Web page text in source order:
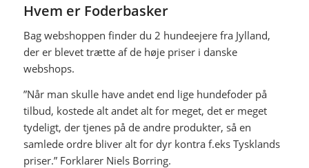
Hvem er Foderbasker
Bag webshoppen finder du 2 hundeejere fra Jylland,
der er blevet trætte af de høje priser i danske
webshops.
”Når man skulle have andet end lige hundefoder på
tilbud, kostede alt andet alt for meget, det er meget
tydeligt, der tjenes på de andre produkter, så en
samlede ordre bliver alt for dyr kontra f.eks Tysklands
priser.” Forklarer Niels Borring.